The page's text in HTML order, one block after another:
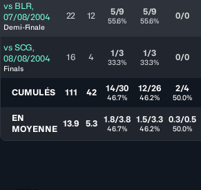
vs BLR,
07/08/2004
Demi-Finale
22 12 5/9
55.6%
5/9
55.6% 0/0
vs SCG,
08/08/2004
Finals
16 4 1/3
33.3%
1/3
33.3% 0/0
CUMULÉS 111 42 14/30
46.7%
12/26
46.2%
2/4
50.0%
EN
MOYENNE
13.9 5.3 1.8/3.8
46.7%
1.5/3.3
46.2%
0.3/0.5
50.0%